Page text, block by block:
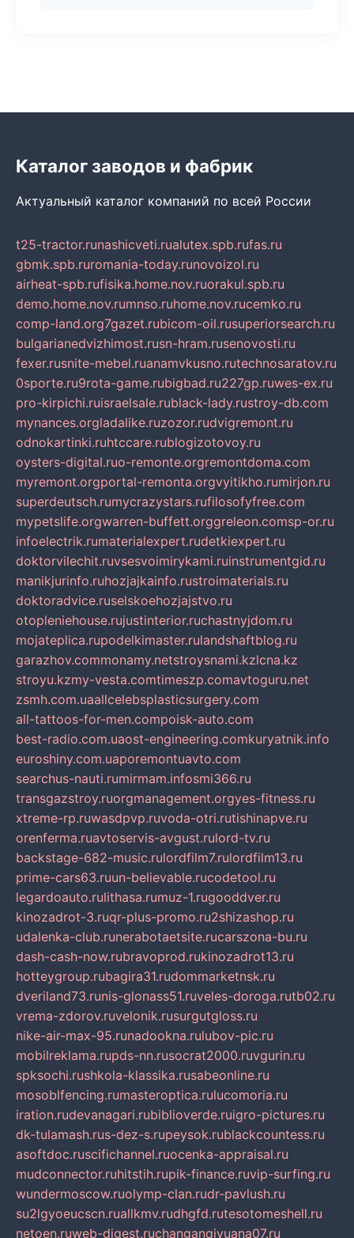
Каталог заводов и фабрик
Актуальный каталог компаний по всей России
t25-tractor.runashicveti.rualutex.spb.rufas.ru
gbmk.spb.ruromania-today.runovoizol.ru
airheat-spb.rufisika.home.nov.ruorakul.spb.ru
demo.home.nov.rumnso.ruhome.nov.rucemko.ru
comp-land.org7gazet.rubicom-oil.rusuperiorsearch.ru
bulgarianedvizhimost.rusn-hram.rusenovosti.ru
fexer.rusnite-mebel.ruanamvkusno.rutechnosaratov.ru
0sporte.ru9rota-game.rubigbad.ru227gp.ruwes-ex.ru
pro-kirpichi.ruisraelsale.rublack-lady.rustroy-db.com
mynances.orgladalike.ruzozor.rudvigremont.ru
odnokartinki.ruhtccare.rublogizotovoy.ru
oysters-digital.ruo-remonte.orgremontdoma.com
myremont.orgportal-remonta.orgvyitikho.rumirjon.ru
superdeutsch.rumycrazystars.rufilosofyfree.com
mypetslife.orgwarren-buffett.orggreleon.comsp-or.ru
infoelectrik.rumaterialexpert.rudetkiexpert.ru
doktorvilechit.ruvsesvoimirykami.ruinstrumentgid.ru
manikjurinfo.ruhozjajkainfo.rustroimaterials.ru
doktoradvice.ruselskoehozjajstvo.ru
otopleniehouse.rujustinterior.ruchastnyjdom.ru
mojateplica.rupodelkimaster.rulandshaftblog.ru
garazhov.commonamy.netstroysnami.kzlcna.kz
stroyu.kzmy-vesta.comtimeszp.comavtoguru.net
zsmh.com.uaallcelebsplasticsurgery.com
all-tattoos-for-men.compoisk-auto.com
best-radio.com.uaost-engineering.comkuryatnik.info
euroshiny.com.uaporemontuavto.com
searchus-nauti.rumirmam.infosmi366.ru
transgazstroy.ruorgmanagement.orgyes-fitness.ru
xtreme-rp.ruwasdpvp.ruvoda-otri.rutishinapve.ru
orenferma.ruavtoservis-avgust.rulord-tv.ru
backstage-682-music.rulordfilm7.rulordfilm13.ru
prime-cars63.ruun-believable.rucodetool.ru
legardoauto.rulithasa.rumuz-1.rugooddver.ru
kinozadrot-3.ruqr-plus-promo.ru2shizashop.ru
udalenka-club.runerabotaetsite.rucarszona-bu.ru
dash-cash-now.rubravoprod.rukinozadrot13.ru
hotteygroup.rubagira31.rudommarketnsk.ru
dveriland73.runis-glonass51.ruveles-doroga.rutb02.ru
vrema-zdorov.ruvelonik.rusurgutgloss.ru
nike-air-max-95.runadookna.rulubov-pic.ru
mobilreklama.rupds-nn.rusocrat2000.ruvgurin.ru
spksochi.rushkola-klassika.rusabeonline.ru
mosoblfencing.rumasteroptica.rulucomoria.ru
iration.rudevanagari.rubiblioverde.ruigro-pictures.ru
dk-tulamash.rus-dez-s.rupeysok.rublackcountess.ru
asoftdoc.ruscifichannel.ruocenka-appraisal.ru
mudconnector.ruhitstih.rupik-finance.ruvip-surfing.ru
wundermoscow.ruolymp-clan.rudr-pavlush.ru
su2lgyoeucscn.ruallkmv.rudhgfd.rutesotomeshell.ru
netoen.ruweb-digest.ruchanganqiyuana07.ru